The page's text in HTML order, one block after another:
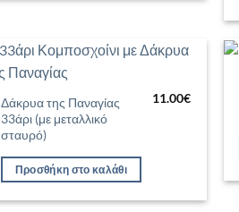
στη Λίστα
Δάκρυα της Παναγίας
33άρι (με μεταλλικό
σταυρό)
11.00€
Προσθήκη στο καλάθι